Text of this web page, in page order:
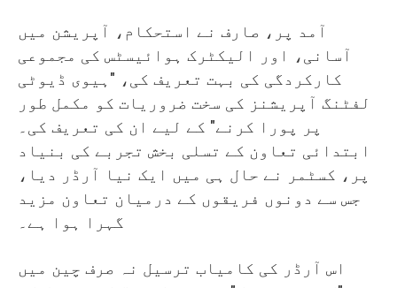
آمد پر، صارف نے استحکام، آپریشن میں
آسانی، اور الیکٹرک ہوائیسٹس کی مجموعی
کارکردگی کی بہت تعریف کی، "ہیوی ڈیوٹی
لفٹنگ آپریشنز کی سخت ضروریات کو مکمل طور
پر پورا کرنے" کے لیے ان کی تعریف کی۔
ابتدائی تعاون کے تسلی بخش تجربے کی بنیاد
پر، کسٹمر نے حال ہی میں ایک نیا آرڈر دیا،
جس سے دونوں فریقوں کے درمیان تعاون مزید
گہرا ہوا ہے۔
اس آرڈر کی کامیاب ترسیل نہ صرف چین میں